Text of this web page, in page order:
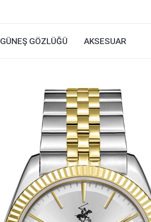
GÜNEŞ GÖZLÜĞÜ AKSESUAR